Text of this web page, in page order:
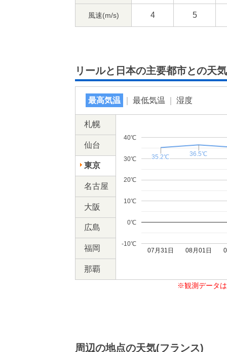
風速(m/s) 4 5
リールと日本の主要都市との天
最高気温 最低気温 湿度
札幌
07月31日 08月01日
-10℃
0℃
10℃
20℃
30℃
40℃
35.2℃
35.2℃ 36.5℃
36.5℃
仙台
東京
名古屋
大阪
広島
福岡
那覇
※観測データ
周辺の地点の天気(フランス)